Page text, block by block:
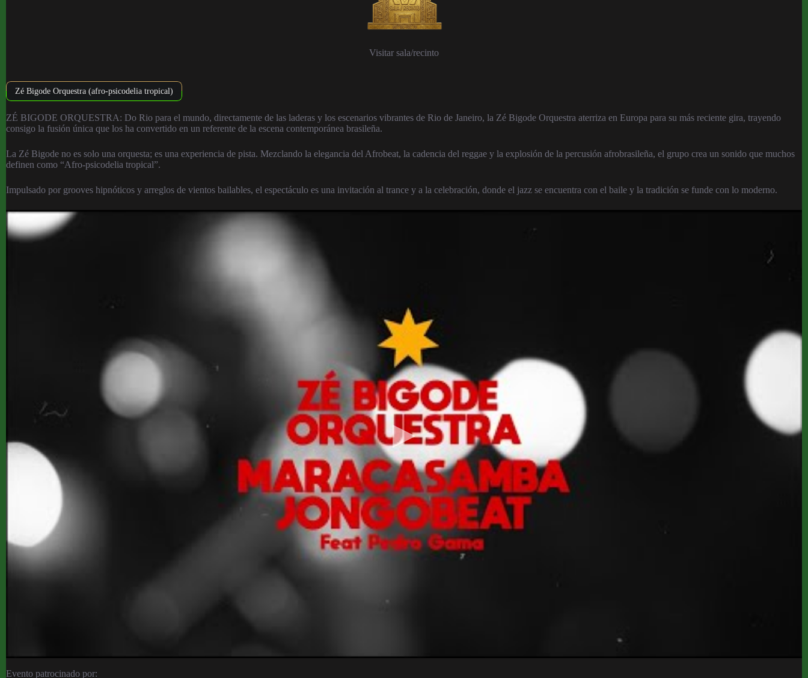
Visitar sala/recinto
Zé Bigode Orquestra (afro-psicodelia tropical)
ZÉ BIGODE ORQUESTRA: Do Rio para el mundo, directamente de las laderas y los escenarios vibrantes de Rio de Janeiro, la Zé Bigode Orquestra aterriza en Europa para su más reciente gira, trayendo
consigo la fusión única que los ha convertido en un referente de la escena contemporánea brasileña.
La Zé Bigode no es solo una orquesta; es una experiencia de pista. Mezclando la elegancia del Afrobeat, la cadencia del reggae y la explosión de la percusión afrobrasileña, el grupo crea un sonido que muchos
definen como “Afro-psicodelia tropical”.
Impulsado por grooves hipnóticos y arreglos de vientos bailables, el espectáculo es una invitación al trance y a la celebración, donde el jazz se encuentra con el baile y la tradición se funde con lo moderno.
Evento patrocinado por: